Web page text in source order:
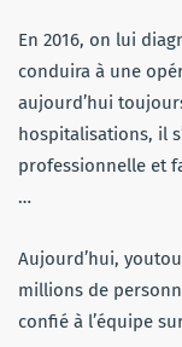
En 2016, on lui
conduira à une
aujourd’hui
hospitalisations, il
professionnelle et
…
Aujourd’hui,
millions de
confié à l’équipe